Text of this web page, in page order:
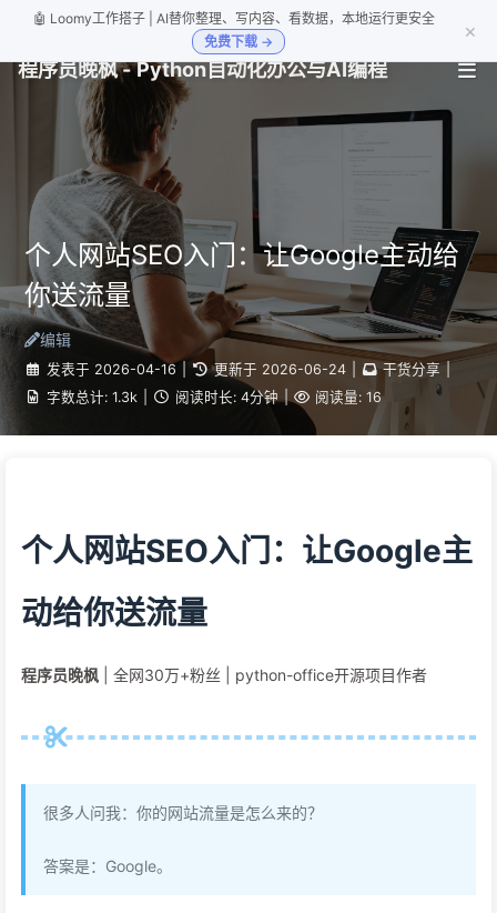
🤖 Loomy工作搭子 | AI替你整理、写内容、看数据，本地运行更安全
免费下载 →
×
程序员晚枫 - Python自动化办公与AI编程
个人网站SEO入门：让Google主动给
你送流量
编辑
发表于 2026-04-16 更新于 2026-06-24 干货分享
字数总计: 1.3k 阅读时长: 4分钟 | 阅读量: 16
个人网站SEO入门：让Google主
动给你送流量
程序员晚枫 | 全网30万+粉丝 | python-office开源项目作者
很多人问我：你的网站流量是怎么来的？
答案是：Google。